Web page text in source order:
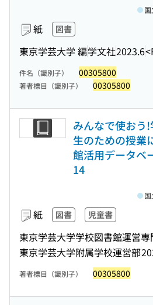
紙 図書
東京学芸大学 編学文社2023.6
件名（識別子） 00305800
著者標目（識別子） 00305800
みんなで使おう
生のための授業
館活用データベ
14
紙 図書 児童書
東京学芸大学学校図書館運営
東京学芸大学附属学校運営部
著者標目（識別子） 00305800